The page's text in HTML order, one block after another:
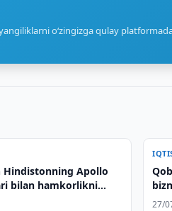
o‘zingizga qulay
Hindistonning Apollo
bilan hamkorlikni
27/